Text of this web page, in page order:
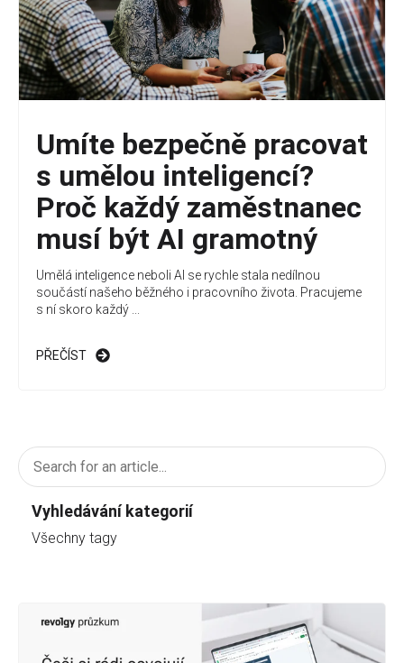
Umíte bezpečně pracovat
s umělou inteligencí?
Proč každý zaměstnanec
musí být AI gramotný
Umělá inteligence neboli AI se rychle stala nedílnou
součástí našeho běžného i pracovního života. Pracujeme
s ní skoro každý ...
PŘEČÍST
Vyhledávání kategorií
Všechny tagy